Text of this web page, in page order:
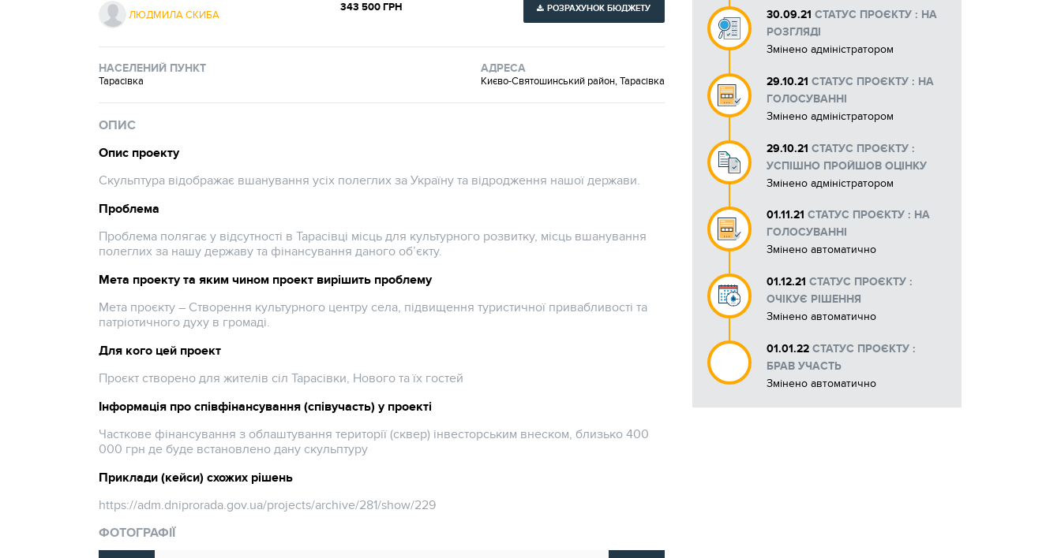
ЛЮДМИЛА СКИБА
343 500 ГРН РОЗРАХУНОК БЮДЖЕТУ
НАСЕЛЕНИЙ ПУНКТ
Тарасівка
АДРЕСА
Києво-Святошинський район, Тарасівка
ОПИС
Опис проекту
Скульптура відображає вшанування усіх полеглих за Україну та відродження нашої держави.
Проблема
Проблема полягає у відсутності в Тарасівці місць для культурного розвитку, місць вшанування
полеглих за нашу державу та фінансування даного об’єкту.
Мета проекту та яким чином проект вирішить проблему
Мета проєкту – Створення культурного центру села, підвищення туристичної привабливості та
патріотичного духу в громаді.
Для кого цей проект
Проєкт створено для жителів сіл Тарасівки, Нового та їх гостей
Інформація про співфінансування (співучасть) у проекті
Часткове фінансування з облаштування території (сквер) інвесторським внеском, близько 400
000 грн де буде встановлено дану скульптуру
Приклади (кейси) схожих рішень
https://adm.dniprorada.gov.ua/projects/archive/281/show/229
ФОТОГРАФІЇ
30.09.21 СТАТУС ПРОЄКТУ : НА
РОЗГЛЯДІ
Змінено адміністратором
29.10.21 СТАТУС ПРОЄКТУ : НА
ГОЛОСУВАННІ
Змінено адміністратором
29.10.21 СТАТУС ПРОЄКТУ :
УСПІШНО ПРОЙШОВ ОЦІНКУ
Змінено адміністратором
01.11.21 СТАТУС ПРОЄКТУ : НА
ГОЛОСУВАННІ
Змінено автоматично
01.12.21 СТАТУС ПРОЄКТУ :
ОЧІКУЄ РІШЕННЯ
Змінено автоматично
01.01.22 СТАТУС ПРОЄКТУ :
БРАВ УЧАСТЬ
Змінено автоматично